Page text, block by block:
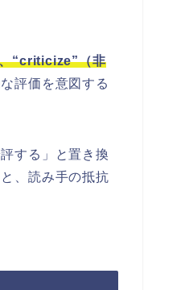
“criticize”（非
評価を意図する
する」と置き換
、読み手の抵抗